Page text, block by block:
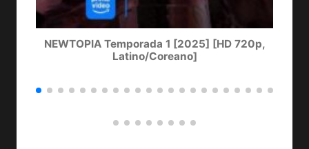
NEWTOPIA Temporada 1 [2025] [HD 720p,
Latino/Coreano]